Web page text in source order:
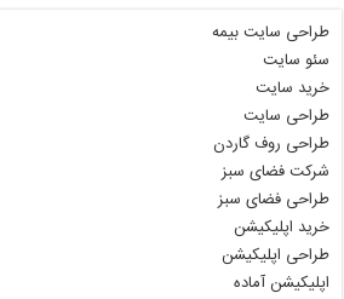
طراحی سایت بیمه
سئو سایت
خرید سایت
طراحی سایت
طراحی روف گاردن
شرکت فضای سبز
طراحی فضای سبز
خرید اپلیکیشن
طراحی اپلیکیشن
اپلیکیشن آماده